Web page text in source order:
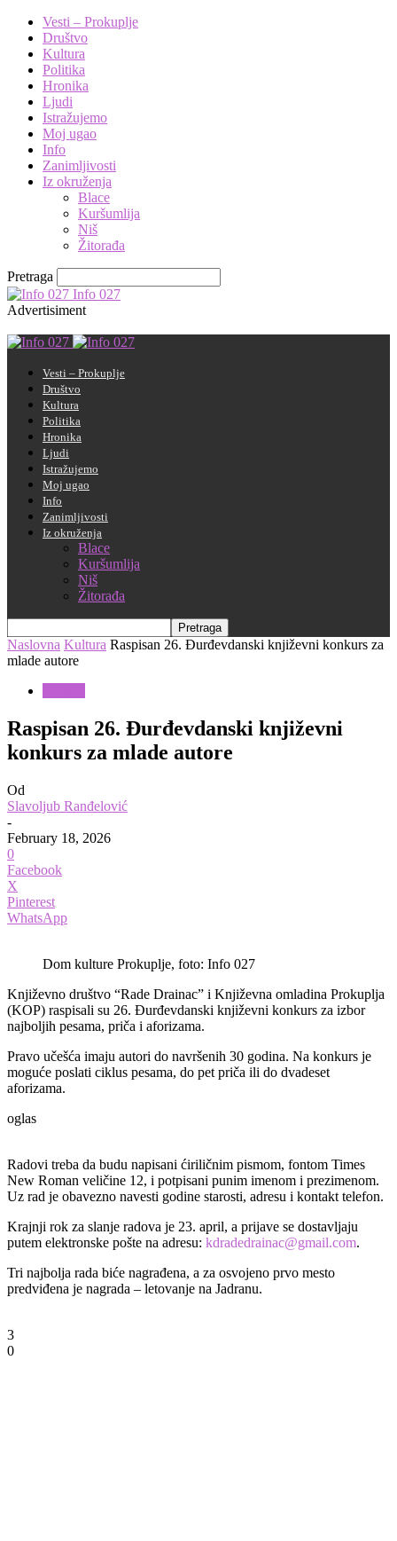
Vesti – Prokuplje
Društvo
Kultura
Politika
Hronika
Ljudi
Istražujemo
Moj ugao
Info
Zanimljivosti
Iz okruženja
Blace
Kuršumlija
Niš
Žitorađa
Pretraga
Info 027
Advertisiment
Vesti – Prokuplje
Društvo
Kultura
Politika
Hronika
Ljudi
Istražujemo
Moj ugao
Info
Zanimljivosti
Iz okruženja
Blace
Kuršumlija
Niš
Žitorađa
Naslovna Kultura Raspisan 26. Đurđevdanski književni konkurs za
mlade autore
Raspisan 26. Đurđevdanski književni
konkurs za mlade autore
Od
Slavoljub Ranđelović
-
February 18, 2026
0
Facebook
X
Pinterest
WhatsApp
Dom kulture Prokuplje, foto: Info 027
Književno društvo “Rade Drainac” i Književna omladina Prokuplja
(KOP) raspisali su 26. Đurđevdanski književni konkurs za izbor
najboljih pesama, priča i aforizama.
Pravo učešća imaju autori do navršenih 30 godina. Na konkurs je
moguće poslati ciklus pesama, do pet priča ili do dvadeset
aforizama.
oglas
Radovi treba da budu napisani ćiriličnim pismom, fontom Times
New Roman veličine 12, i potpisani punim imenom i prezimenom.
Uz rad je obavezno navesti godine starosti, adresu i kontakt telefon.
Krajnji rok za slanje radova je 23. april, a prijave se dostavljaju
putem elektronske pošte na adresu: kdradedrainac@gmail.com.
Tri najbolja rada biće nagrađena, a za osvojeno prvo mesto
predviđena je nagrada – letovanje na Jadranu.
3
0